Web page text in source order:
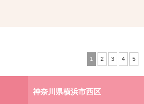
1 2 3 4 5
神奈川県横浜市西区